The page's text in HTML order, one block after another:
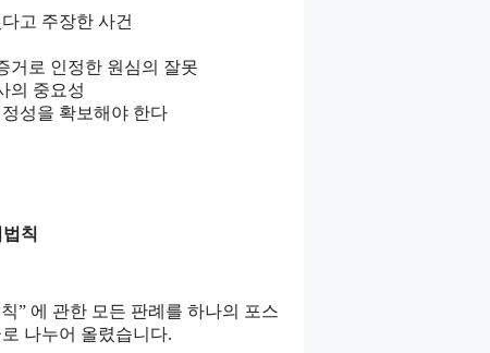
고 주장한 사건
거로 인정한 원심의 잘못
의 중요성
성을 확보해야 한다
칙
” 에 관한 모든 판례를 하나의 포스
나누어 올렸습니다.